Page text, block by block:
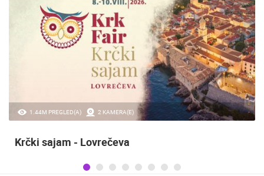
1.44M PREGLED(A) 2 KAMERA(E)
Krčki sajam - Lovrečeva